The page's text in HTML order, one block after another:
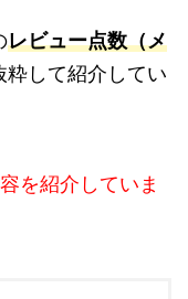
レビュー点数（メ
粋して紹介してい
を紹介していま